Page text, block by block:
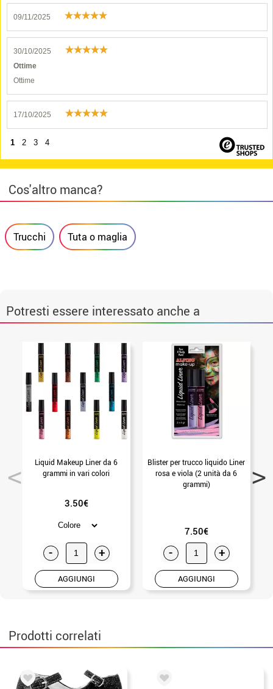
09/11/2025
30/10/2025
Ottime
Ottime
17/10/2025
1 2 3 4
Cos'altro manca?
Trucchi Tuta o maglia
Potresti essere interessato anche a
Liquid Makeup Liner da 6
grammi in vari colori
3.50€
- +
AGGIUNGI
Blister per trucco liquido Liner
rosa e viola (2 unità da 6
grammi)
7.50€
- +
AGGIUNGI
Prodotti correlati